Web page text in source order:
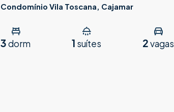
Condomínio Vila Toscana, Cajamar
3 dorm 1 suítes 2vagas